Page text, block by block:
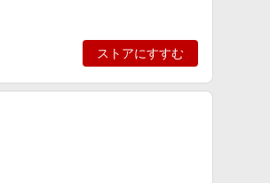
ストアにすすむ